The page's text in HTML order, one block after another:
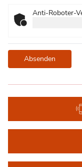
Anti-Roboter-
Absenden